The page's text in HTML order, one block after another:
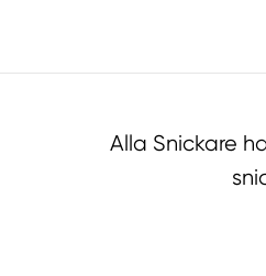
Alla Snickare